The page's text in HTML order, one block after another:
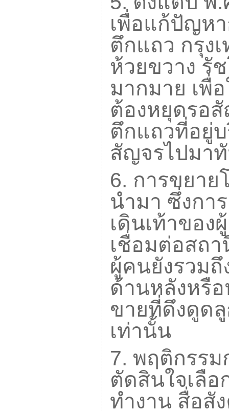
เพื่อแก้ปัญห
ตึกแถว กรุง
ห้วยขวาง รั
มากมาย เพื่
ต้องหยุดรอ
ตึกแถวที่อยู่
สัญจรไปมา
6. การขยาย
นำมา ซึ่งกา
เดินเท้าของ
เชื่อมต่อสถ
ผู้คนยังรวม
ด้านหลังหรือ
ขายที่ดึงดูด
เท่านั้น
7. พฤติกรรม
ตัดสินใจเลื
ทำงาน สื่อสั